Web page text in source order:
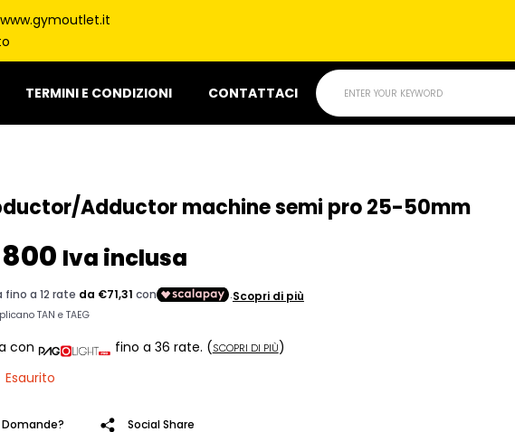
TERMINI E CONDIZIONI CONTATTACI ENTER YOUR KEYWORD
Adductor machine semi pro 25-50mm
Iva inclusa
con fino a 36 rate. (SCOPRI DI PIÙ)
Esaurito
Domande? Social Share